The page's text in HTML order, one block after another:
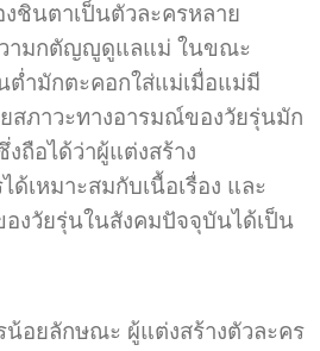
ชินตาเป็นตัวละครหลาย
ามกตัญญูดูแลแม่ ในขณะ
ต่ำมักตะคอกใส่แม่เมื่อแม่มี
สภาวะทางอารมณ์ของวัยรุ่นมัก
ถือได้ว่าผู้แต่งสร้าง
เหมาะสมกับเนื้อเรื่อง และ
งวัยรุ่นในสังคมปัจจุบันได้เป็น
น้อยลักษณะ ผู้แต่งสร้างตัวละคร